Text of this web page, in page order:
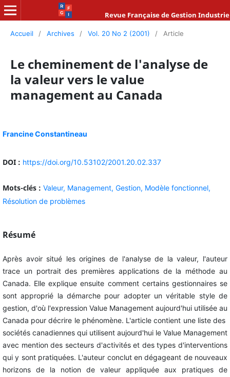
Revue Française de Gestion
Accueil / Archives / Vol. 20 No 2 (2001) / Article
Le cheminement de l'analyse de
la valeur vers le value
management au Canada
Francine Constantineau
DOI : https://doi.org/10.53102/2001.20.02.337
Mots-clés : Valeur, Management, Gestion, Modèle fonctionnel,
Résolution de problèmes
Résumé
Après avoir situé les origines de l'analyse de la valeur, l'auteur
trace un portrait des premières applications de la méthode au
Canada. Elle explique ensuite comment certains gestionnaires se
sont approprié la démarche pour adopter un véritable style de
gestion, d'où l'expression Value Management aujourd'hui utilisée au
Canada pour décrire le phénomène. L'article contient une liste des
sociétés canadiennes qui utilisent aujourd'hui le Value Management
avec mention des secteurs d'activités et des types d'interventions
qui y sont pratiquées. L'auteur conclut en dégageant de nouveaux
horizons de la notion de valeur appliquée aux pratiques de